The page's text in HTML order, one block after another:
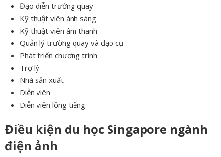
Đạo diễn trường quay
Kỹ thuật viên ánh sáng
Kỹ thuật viên âm thanh
Quản lý trường quay và đạo cụ
Phát triển chương trình
Trợ lý
Nhà sản xuất
Diễn viên
Diễn viên lồng tiếng
Điều kiện du học Singapore ngành
điện ảnh